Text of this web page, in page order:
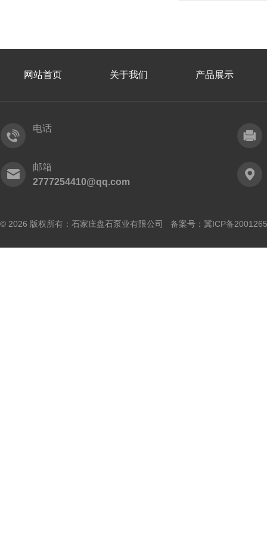
网站首页 关于我们 产品展示
电话
邮箱
2777254410@qq.com
© 2026 版权所有：石家庄盘石泵业有限公司 备案号： 冀ICP备